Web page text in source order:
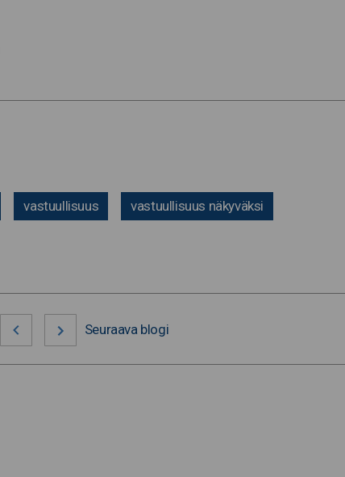
vastuullisuus vastuullisuus näkyväksi
Seuraava blogi